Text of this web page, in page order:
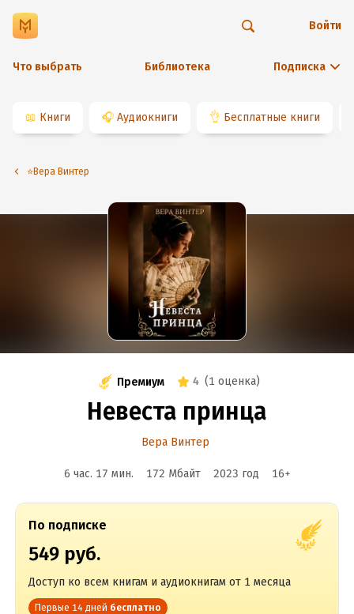
Что выбрать Библиотека Подписка
Войти
📖 Книги 🎧 Аудиокниги 👌 Бесплатные книги
⭐️Вера Винтер
Премиум 4 (1 оценка)
Невеста принца
Вера Винтер
6 час. 17 мин. 172 Мбайт 2023 год 16+
По подписке
549 руб.
Доступ ко всем книгам и аудиокнигам от 1 месяца
Первые 14 дней бесплатно